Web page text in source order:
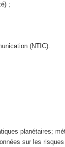
;
(NTIC).
planétaires;
sur les risques